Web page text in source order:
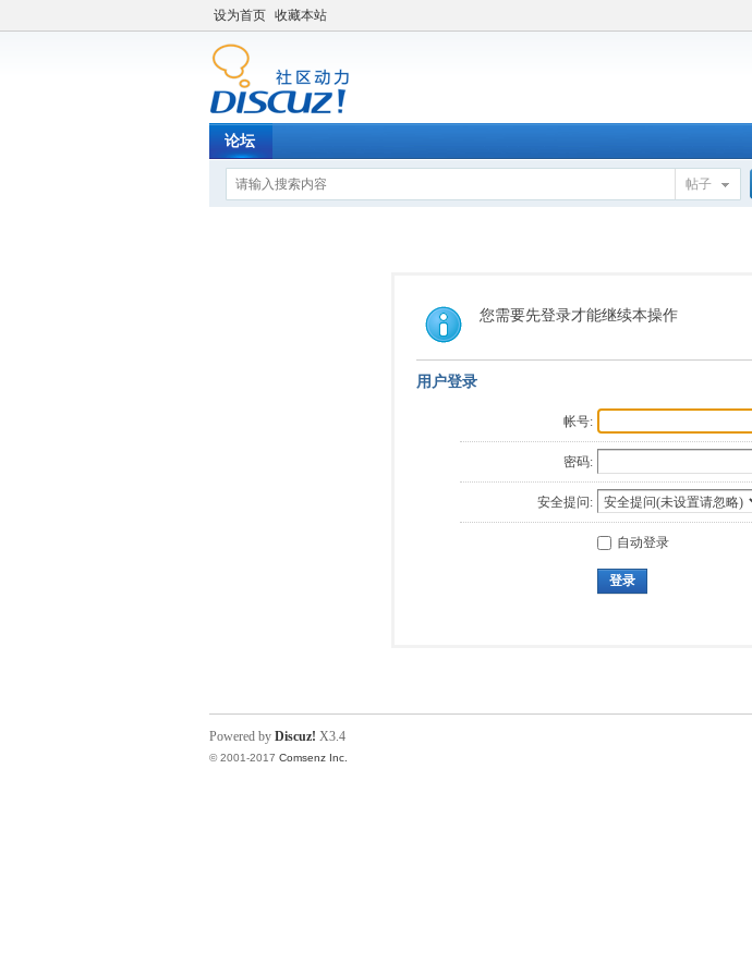
设为首页 收藏本站
论坛
帖子
您需要先登录才能继续本操作
用户登录
帐号:
密码:
安全提问:
自动登录
登录
Powered by Discuz! X3.4
© 2001-2017 Comsenz Inc.